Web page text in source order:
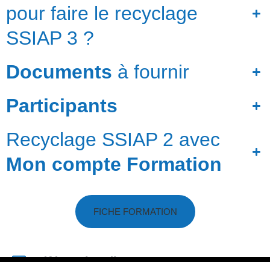
pour faire le recyclage
SSIAP 3 ?
Documents à fournir
Participants
Recyclage SSIAP 2 avec
Mon compte Formation
FICHE FORMATION